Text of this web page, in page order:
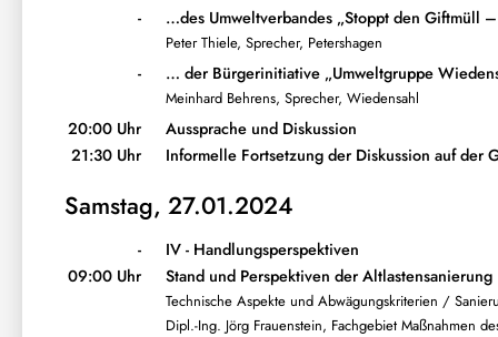
- …des Umweltverbandes „Stoppt den Giftmüll
Peter Thiele, Sprecher, Petershagen
- … der Bürgerinitiative „Umweltgruppe
Meinhard Behrens, Sprecher, Wiedensahl
20:00 Uhr
Aussprache und Diskussion
21:30 Uhr
Informelle Fortsetzung der Diskussion auf der
Samstag, 27.01.2024
-
IV - Handlungsperspektiven
09:00 Uhr
Stand und Perspektiven der Altlastensanierung
Technische Aspekte und Abwägungskriterien /
Dipl.-Ing. Jörg Frauenstein, Fachgebiet Maßnahmen